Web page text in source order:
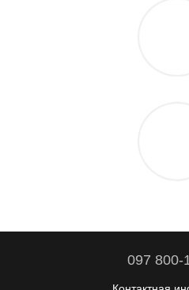
097 800-